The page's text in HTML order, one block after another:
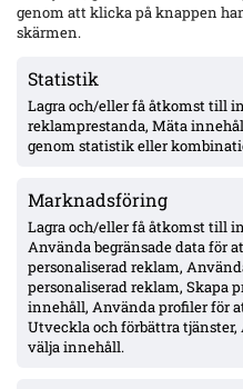
genom att klicka på knappen
skärmen.
Statistik
Lagra och/eller få åtkomst till
reklamprestanda, Mäta
genom statistik eller
Marknadsföring
Lagra och/eller få åtkomst till
Använda begränsade data för
personaliserad reklam,
personaliserad reklam, Skapa
innehåll, Använda profiler för
Utveckla och förbättra
välja innehåll.
Isak Dahlqvist
Officiellt:
assist på 13
Officiellt: Stefano
ett cupguld i
IFK Göteborg 0–1
ilska och heta